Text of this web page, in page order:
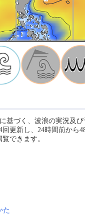
基づく、波浪の実況及
回更新し、24時間前か
できます。
た